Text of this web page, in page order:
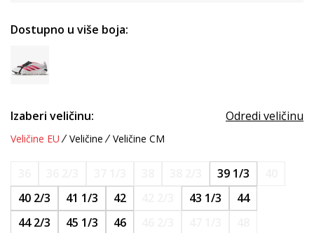
Dostupno u više boja:
Izaberi veličinu: Odredi veličinu
Veličine EU Veličine Veličine CM
39 1/3
40 2/3
41 1/3 42 43 1/3
44
44 2/3
45 1/3 46